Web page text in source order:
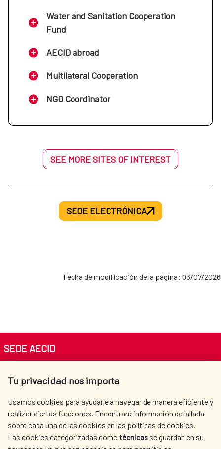
Water and Sanitation Cooperation
Fund
AECID abroad
Multilateral Cooperation
NGO Coordinator
SEE MORE SITES OF INTEREST
SEDE ELECTRÓNICA
Fecha de modificación de la página: 03/07/2026
Tu privacidad nos importa
Usamos cookies para ayudarle a navegar de manera eficiente y
realizar ciertas funciones. Encontrará información detallada
sobre cada una de las cookies en las políticas de cookies.
Las cookies categorizadas como técnicas se guardan en su
SEDE AECID
Tel. +34 900 20 30 54​​​​​​​
AECID
WHERE DO WE COOPERATE?
SPANISH HUMANITARIAN
PRESS ROOM